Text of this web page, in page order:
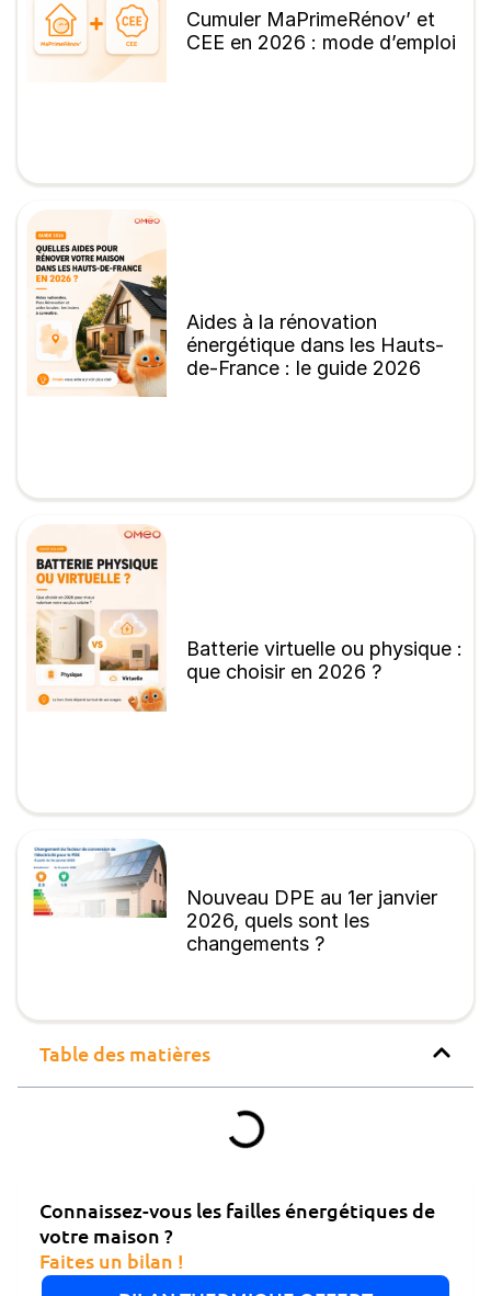
Cumuler MaPrimeRénov’ et
CEE en 2026 : mode d’emploi
Aides à la rénovation
énergétique dans les Hauts-
de-France : le guide 2026
Batterie virtuelle ou physique :
que choisir en 2026 ?
Nouveau DPE au 1er janvier
2026, quels sont les
changements ?
Table des matières
Connaissez-vous les failles énergétiques de
votre maison ?
Faites un bilan !